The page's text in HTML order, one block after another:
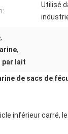
Utilisé
,
,
par lait
de sacs de
inférieur carré,